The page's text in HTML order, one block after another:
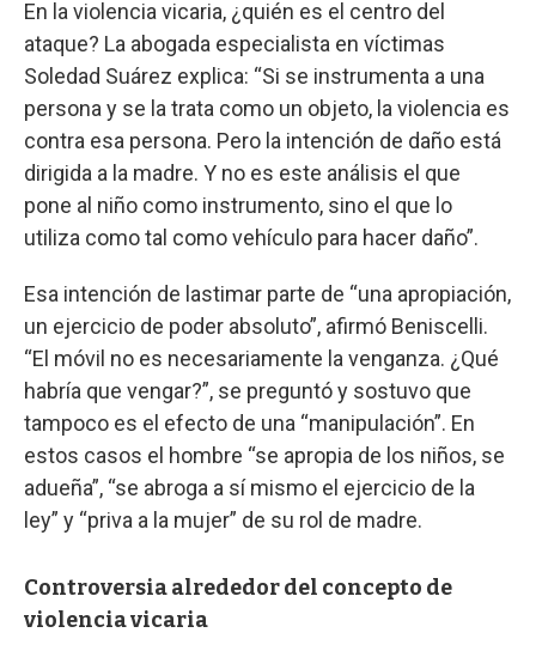
En la violencia vicaria, ¿quién es el centro del
ataque? La abogada especialista en víctimas
Soledad Suárez explica: “Si se instrumenta a una
persona y se la trata como un objeto, la violencia es
contra esa persona. Pero la intención de daño está
dirigida a la madre. Y no es este análisis el que
pone al niño como instrumento, sino el que lo
utiliza como tal como vehículo para hacer daño”.
Esa intención de lastimar parte de “una apropiación,
un ejercicio de poder absoluto”, afirmó Beniscelli.
“El móvil no es necesariamente la venganza. ¿Qué
habría que vengar?”, se preguntó y sostuvo que
tampoco es el efecto de una “manipulación”. En
estos casos el hombre “se apropia de los niños, se
adueña”, “se abroga a sí mismo el ejercicio de la
ley” y “priva a la mujer” de su rol de madre.
Controversia alrededor del concepto de
violencia vicaria